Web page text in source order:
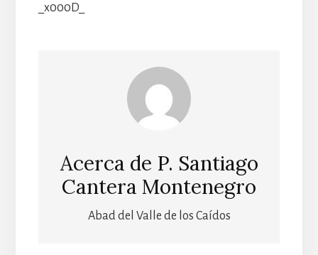
_x000D_
Acerca de P. Santiago
Cantera Montenegro
Abad del Valle de los Caídos